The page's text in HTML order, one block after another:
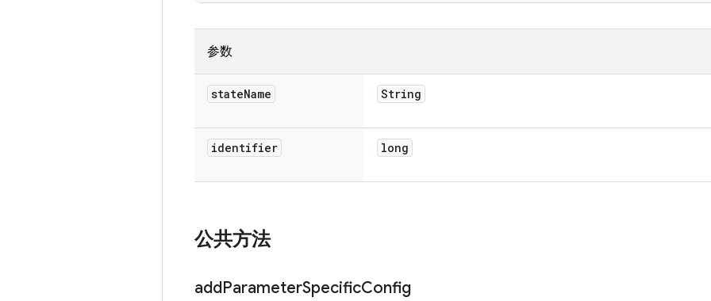
参数
stateName String
identifier long
公共方法
addParameterSpecificConfig